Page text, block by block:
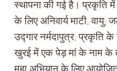
स्थापना की गई है। प्रकृति
के लिए अनिवार्य माटी,
उद्गार नर्मदापुत्र, प्रकृति
खुरई में एक पेड़ मां के नाम के